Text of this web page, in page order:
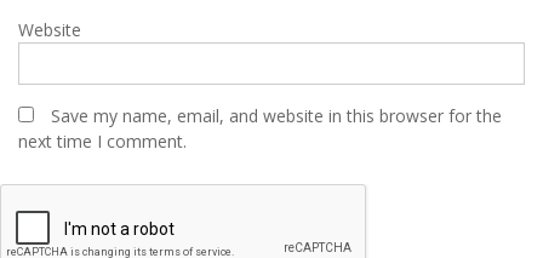
Website
Save my name, email, and website in this browser for the
next time I comment.